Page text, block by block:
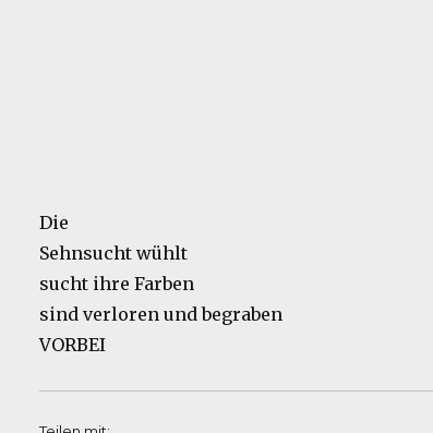
Die
Sehnsucht wühlt
sucht ihre Farben
sind verloren und begraben
VORBEI